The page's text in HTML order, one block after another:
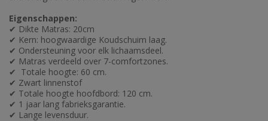
Eigenschappen:
✔ Dikte Matras: 20cm
✔ Kern: hoogwaardige Koudschuim laag.
✔ Ondersteuning voor elk lichaamsdeel.
✔ Matras verdeeld over 7-comfortzones.
✔ Totale hoogte: 60 cm.
✔ Zwart linnenstof
✔ Totale hoogte hoofdbord: 120 cm.
✔ 1 jaar lang fabrieksgarantie.
✔ Lange levensduur.